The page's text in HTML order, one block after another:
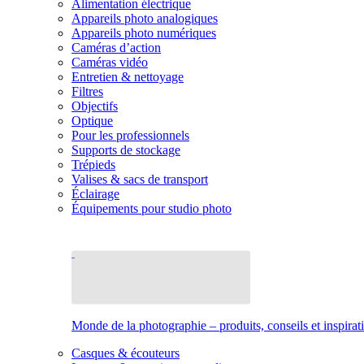
Alimentation électrique
Appareils photo analogiques
Appareils photo numériques
Caméras d’action
Caméras vidéo
Entretien & nettoyage
Filtres
Objectifs
Optique
Pour les professionnels
Supports de stockage
Trépieds
Valises & sacs de transport
Éclairage
Équipements pour studio photo
Monde de la photographie – produits, conseils et
Casques & écouteurs